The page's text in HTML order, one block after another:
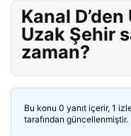
Kanal
Uzak Şehir
zaman?
Bu konu 0 yanıt içerir, 1
tarafından güncellenmiştir.